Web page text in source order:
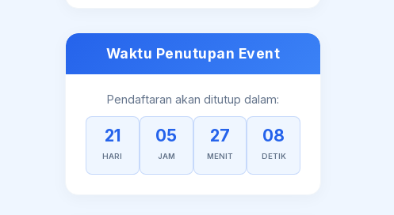
Waktu Penutupan Event
Pendaftaran akan ditutup dalam:
21
HARI
05
JAM
27
MENIT
07
DETIK